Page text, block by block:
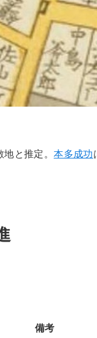
地と推定。本多成功
備考